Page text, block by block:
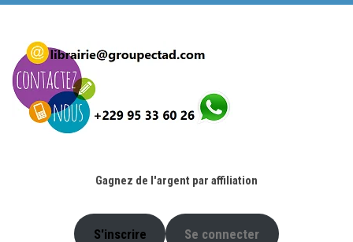
était :
est :
Gagnez de l'argent par affiliation
S'inscrire Se connecter